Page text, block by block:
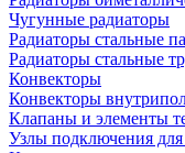
Чугунные радиаторы
Радиаторы стальные
Радиаторы стальные
Конвекторы
Конвекторы
Клапаны и элементы
Узлы подключения для